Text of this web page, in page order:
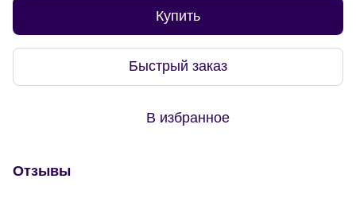
Купить
Быстрый заказ
В избранное
Отзывы